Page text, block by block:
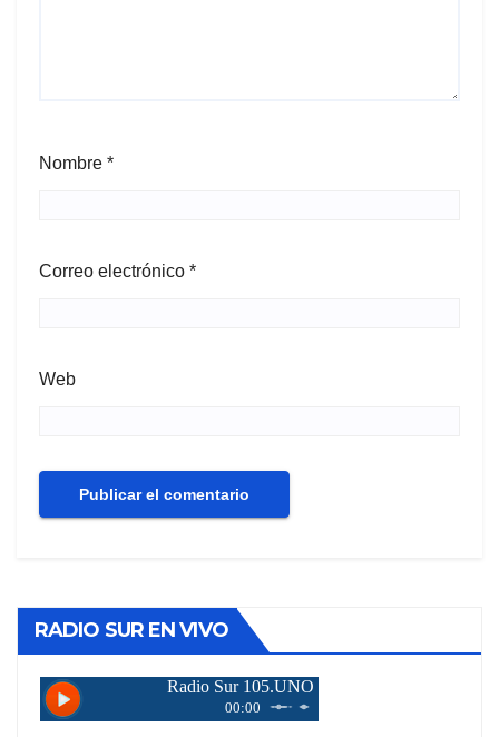
Nombre *
Correo electrónico *
Web
RADIO SUR EN VIVO